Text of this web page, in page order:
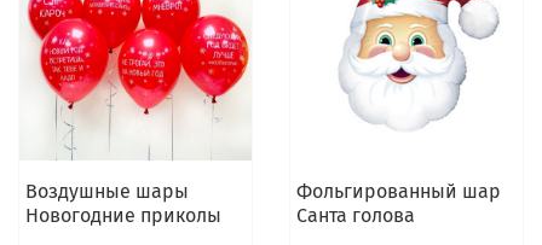
Воздушные шары
Новогодние приколы
Фольгированный шар
Санта голова